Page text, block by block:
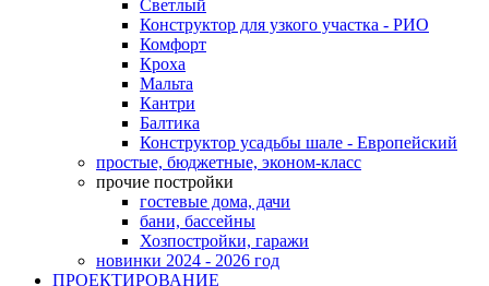
Светлый
Конструктор для узкого участка - РИО
Комфорт
Кроха
Мальта
Кантри
Балтика
Конструктор усадьбы шале - Европейский
простые, бюджетные, эконом-класс
прочие постройки
гостевые дома, дачи
бани, бассейны
Хозпостройки, гаражи
новинки 2024 - 2026 год
ПРОЕКТИРОВАНИЕ